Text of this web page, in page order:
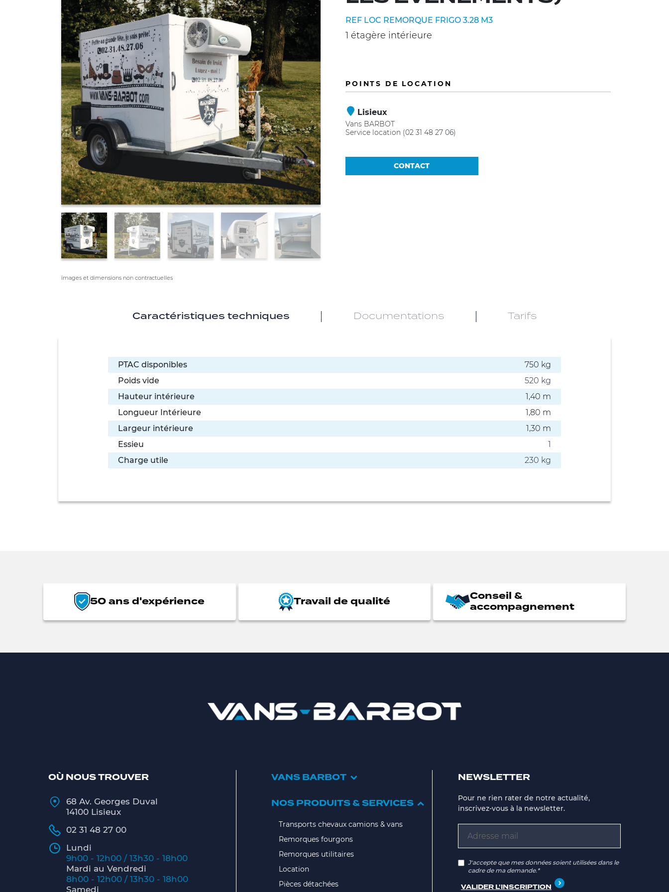
images et dimensions non contractuelles
REF LOC REMORQUE FRIGO 3.28 M3
1 étagère intérieure
POINTS DE LOCATION
Lisieux
Vans BARBOT
Service location (02 31 48 27 06)
CONTACT
Caractéristiques techniques Documentations Tarifs
PTAC disponibles
750 kg
Poids vide
520 kg
Hauteur intérieure
1,40 m
Longueur Intérieure
1,80 m
Largeur intérieure
1,30 m
Essieu
1
Charge utile
230 kg
50 ans d'expérience Travail de qualité Conseil &
accompagnement
OÙ NOUS TROUVER
68 Av. Georges Duval
14100 Lisieux
02 31 48 27 00
Lundi
9h00 - 12h00 / 13h30 - 18h00
Mardi au Vendredi
8h00 - 12h00 / 13h30 - 18h00
Samedi
VANS BARBOT
NOS PRODUITS & SERVICES
Transports chevaux camions & vans
Remorques fourgons
Remorques utilitaires
Location
Pièces détachées
NEWSLETTER
Pour ne rien rater de notre actualité,
inscrivez-vous à la newsletter.
J'accepte que mes données soient utilisées dans le
cadre de ma demande.*